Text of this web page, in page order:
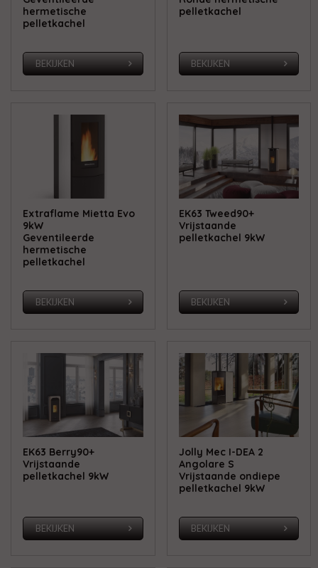
hermetische
pelletkachel
BEKIJKEN
pelletkachel
BEKIJKEN
Extraflame Mietta Evo
9kW
Geventileerde
hermetische
pelletkachel
BEKIJKEN
EK63 Tweed90+
Vrijstaande
pelletkachel 9kW
BEKIJKEN
EK63 Berry90+
Vrijstaande
pelletkachel 9kW
BEKIJKEN
Jolly Mec I-DEA 2
Angolare S
Vrijstaande ondiepe
pelletkachel 9kW
BEKIJKEN